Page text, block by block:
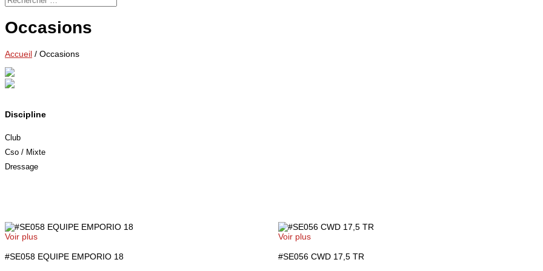
Occasions
Accueil / Occasions
Discipline
Club
Cso / Mixte
Dressage
Voir plus
#SE058 EQUIPE EMPORIO 18
Voir plus
#SE056 CWD 17,5 TR